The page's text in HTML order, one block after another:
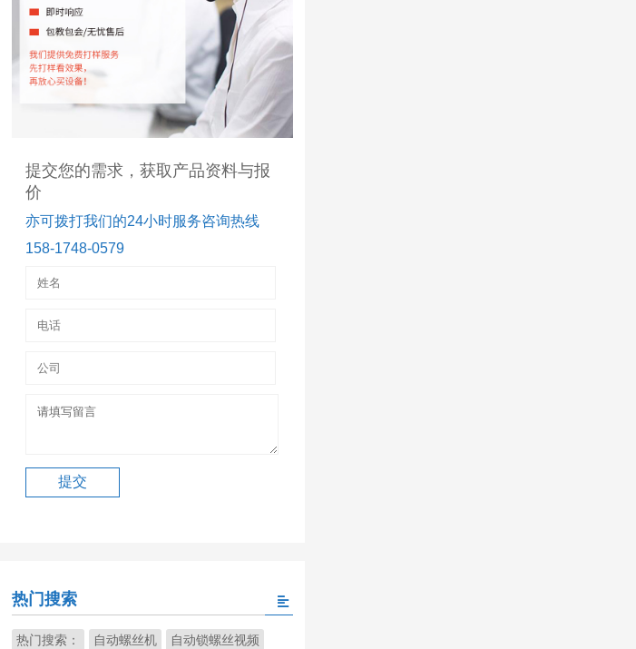
提交您的需求，获取产品资料与报
价
亦可拨打我们的24小时服务咨询热线
158-1748-0579
热门搜索
热门搜索： 自动螺丝机 自动锁螺丝视频